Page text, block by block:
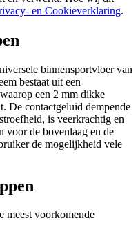
en Cookieverklaring.
binnensportvloer van
bestaat uit een
een 2 mm dikke
De contactgeluid dempende
is veerkrachtig en
voor de bovenlaag en de
de mogelijkheid vele
meest voorkomende